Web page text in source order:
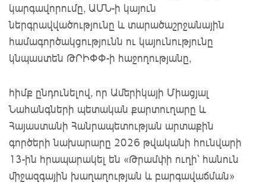
կարգավորումը, ԱՄՆ-ի կայուն
ներգրավվածությունը և տարածաշրջանային
համագործակցությունն ու կայունությունը
կնպաստեն ԹՐԻՓՓ-ի հաջողությանը,
հիմք ընդունելով, որ Ամերիկայի Միացյալ
Նահանգների պետական քարտուղարը և
Հայաստանի Հանրապետության արտաքին
գործերի նախարարը 2026 թվականի հունվարի
13-ին հրապարակել են «Թրամփի ուղի՝ հանուն
միջազգային խաղաղության և բարգավաճման»